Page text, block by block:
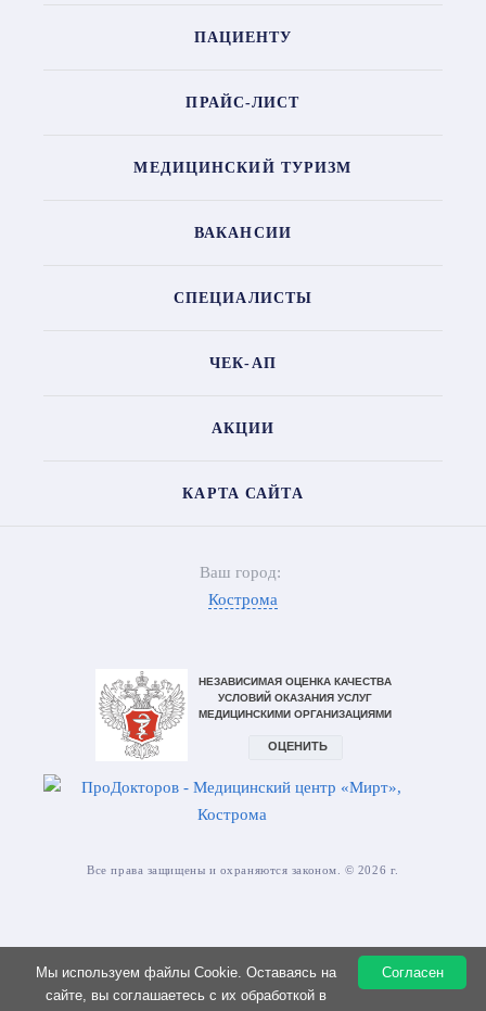
ПАЦИЕНТУ
ПРАЙС-ЛИСТ
МЕДИЦИНСКИЙ ТУРИЗМ
ВАКАНСИИ
СПЕЦИАЛИСТЫ
ЧЕК-АП
АКЦИИ
КАРТА САЙТА
Ваш город:
Кострома
Все права защищены и охраняются законом. © 2026 г.
ИМЕЮТСЯ ПРОТИВОПОКАЗАНИЯ. НЕОБХОДИМА
КОНСУЛЬТАЦИЯ СПЕЦИАЛИСТА
Согласен
Мы используем файлы Cookie. Оставаясь на
сайте, вы соглашаетесь с их обработкой в